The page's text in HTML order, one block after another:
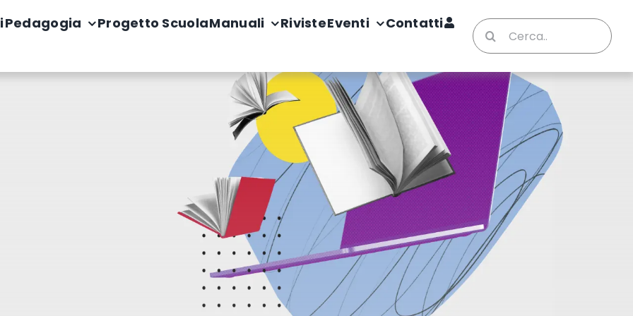
Pedagogia Progetto ScuolaManuali RivisteEventi Contatti
Cerca
per: